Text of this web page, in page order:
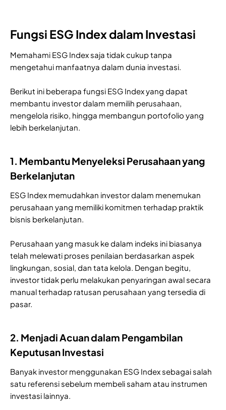
Fungsi ESG Index dalam Investasi
Memahami ESG Index saja tidak cukup tanpa
mengetahui manfaatnya dalam dunia investasi.
Berikut ini beberapa fungsi ESG Index yang dapat
membantu investor dalam memilih perusahaan,
mengelola risiko, hingga membangun portofolio yang
lebih berkelanjutan.
1. Membantu Menyeleksi Perusahaan yang
Berkelanjutan
ESG Index memudahkan investor dalam menemukan
perusahaan yang memiliki komitmen terhadap praktik
bisnis berkelanjutan.
Perusahaan yang masuk ke dalam indeks ini biasanya
telah melewati proses penilaian berdasarkan aspek
lingkungan, sosial, dan tata kelola. Dengan begitu,
investor tidak perlu melakukan penyaringan awal secara
manual terhadap ratusan perusahaan yang tersedia di
pasar.
2. Menjadi Acuan dalam Pengambilan
Keputusan Investasi
Banyak investor menggunakan ESG Index sebagai salah
satu referensi sebelum membeli saham atau instrumen
investasi lainnya.